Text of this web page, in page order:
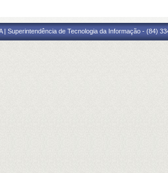
| Superintendência de Tecnologia da Informação - (84)